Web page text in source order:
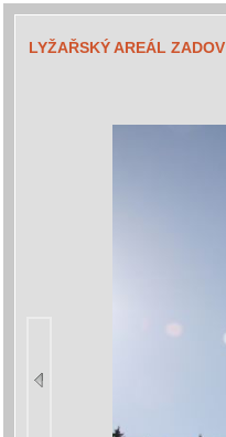
LYŽAŘSKÝ AREÁL ZADOV